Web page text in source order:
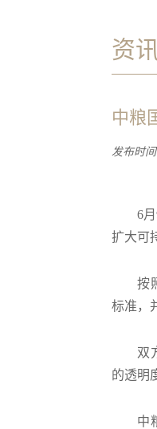
资
中粮
发布时
6
扩大可
按
标准，
双
的透明
中